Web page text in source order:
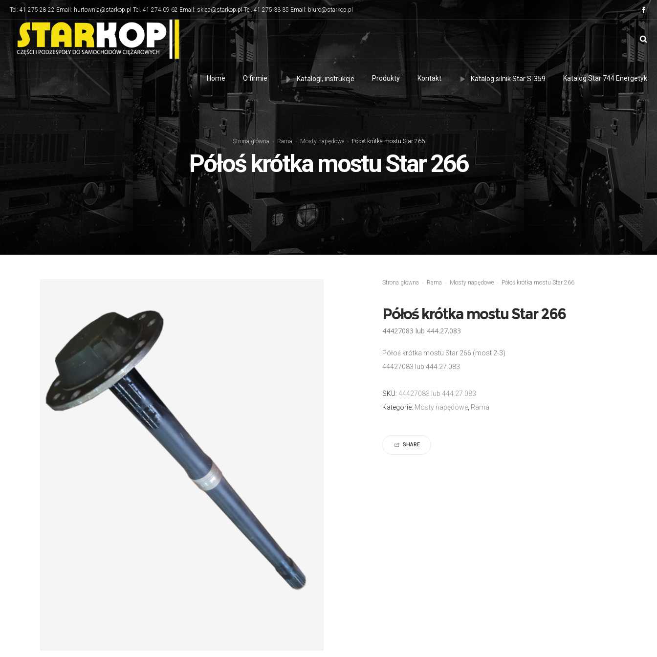
Tel: 41 275 28 22 Email: hurtownia@starkop.pl Tel. 41 274 09 62 Email: sklep@starkop.pl Tel. 41 275 33 35 Email: biuro@starkop.pl
Home O firmie Katalogi, instrukcje Produkty Kontakt Katalog silnik Star S-359 Katalog Star 744 Energetyk
Strona główna Rama Mosty napędowe Półoś krótka mostu Star 266
Półoś krótka mostu Star 266
Strona główna Rama Mosty napędowe Półoś krótka mostu Star 266
Półoś krótka mostu Star 266
44427083 lub 444.27.083
Półoś krótka mostu Star 266 (most 2-3)
44427083 lub 444.27.083
SKU: 44427083 lub 444.27.083
Kategorie: Mosty napędowe, Rama
SHARE